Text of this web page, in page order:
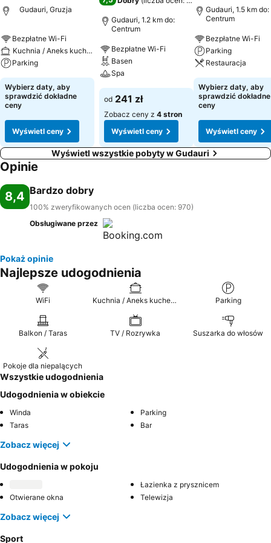
Gudauri, Gruzja
Bezpłatne Wi-Fi
Kuchnia / Aneks kuchenny
Parking
Wybierz daty, aby
sprawdzić dokładne
ceny
Wyświetl ceny
Gudauri, 1.2 km do:
Centrum
Bezpłatne Wi-Fi
Basen
Spa
od 241 zł
Zobacz ceny z 4 stron
Wyświetl ceny
Gudauri, 1.5 km do:
Centrum
Bezpłatne Wi-Fi
Parking
Restauracja
Wybierz daty, aby
sprawdzić dokładne
ceny
Wyświetl ceny
Wyświetl wszystkie pobyty w Gudauri
Opinie
8,4 Bardzo dobry
100% zweryfikowanych ocen (liczba ocen: 970)
Obsługiwane przez
Pokaż opinie
Najlepsze udogodnienia
WiFi Kuchnia / Aneks kuchenny Parking
Balkon / Taras TV / Rozrywka Suszarka do włosów
Pokoje dla niepalących
Wszystkie udogodnienia
Udogodnienia w obiekcie
Winda
Parking
Taras
Bar
Zobacz więcej
Udogodnienia w pokoju
Łazienka z prysznicem
Otwierane okna
Telewizja
Zobacz więcej
Sport